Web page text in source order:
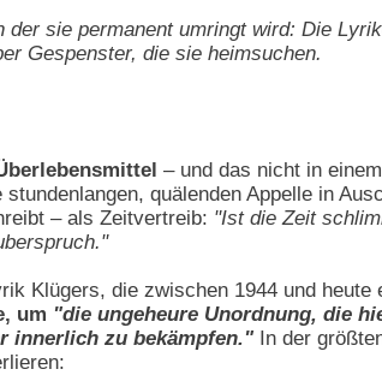
der sie permanent umringt wird: Die
Gespenster, die sie heimsuchen.
– und das nicht in
stundenlangen, quälenden Appelle in
– als Zeitvertreib: "Ist die Zeit
Klügers, die zwischen 1944 und
um "die ungeheure Unordnung, die
innerlich zu bekämpfen." In der